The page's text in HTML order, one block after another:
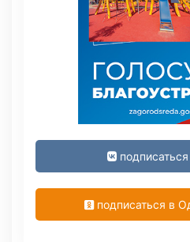
подписаться
подписаться в